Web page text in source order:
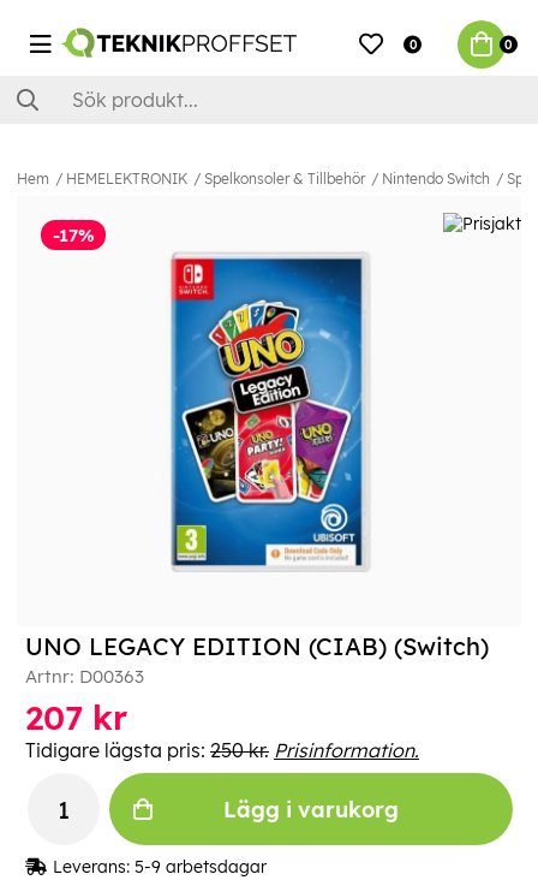
0 0
Hem HEMELEKTRONIK Spelkonsoler & Tillbehör Nintendo Switch Spel
-17%
UNO LEGACY EDITION (CIAB) (Switch)
Artnr: D00363
207 kr
Tidigare lägsta pris: 250 kr. Prisinformation.
Lägg i varukorg
Leverans: 5-9 arbetsdagar